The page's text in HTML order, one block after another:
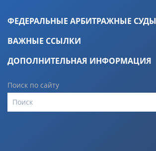
ФЕДЕРАЛЬНЫЕ АРБИТРАЖНЫЕ СУДЫ
ВАЖНЫЕ ССЫЛКИ
ДОПОЛНИТЕЛЬНАЯ ИНФОРМАЦИЯ
Поиск по сайту